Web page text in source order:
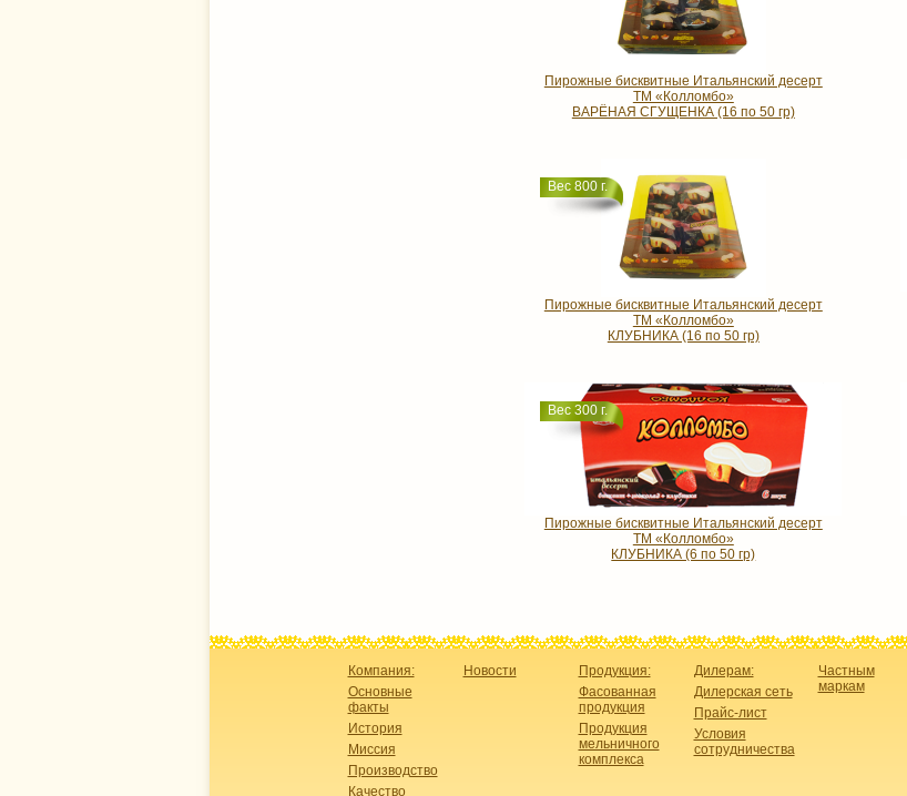
Пирожные бисквитные Итальянский десерт
ТМ «Колломбо»
ВАРЁНАЯ СГУЩЕНКА (16 по 50 гр)
Вес 800 г.
Пирожные бисквитные Итальянский десерт
ТМ «Колломбо»
КЛУБНИКА (16 по 50 гр)
Вес 300 г.
Пирожные бисквитные Итальянский десерт
ТМ «Колломбо»
КЛУБНИКА (6 по 50 гр)
Компания:
Основные
факты
История
Миссия
Производство
Качество
Новости
Продукция:
Фасованная
продукция
Продукция
мельничного
комплекса
Дилерам:
Дилерская сеть
Прайс-лист
Условия
сотрудничества
Частным
маркам